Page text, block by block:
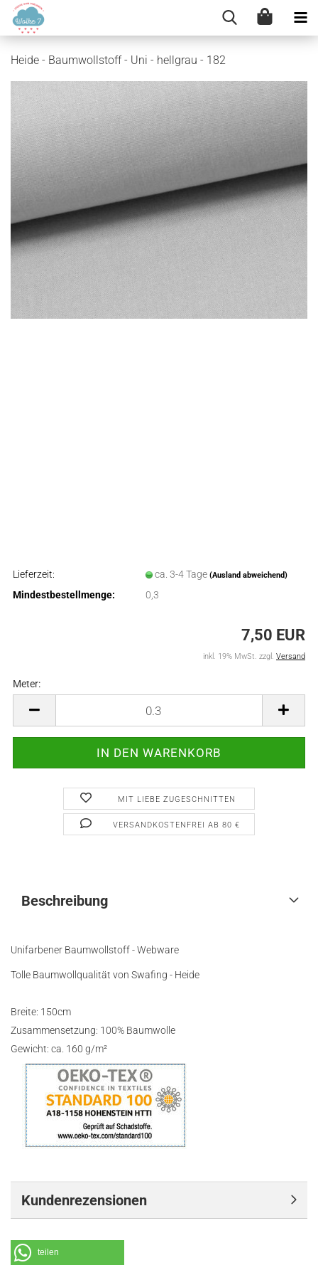
Heide - Baumwollstoff - Uni - hellgrau - 182
Lieferzeit: ca. 3-4 Tage (Ausland abweichend)
Mindestbestellmenge: 0,3
7,50 EUR
inkl. 19% MwSt. zzgl. Versand
Meter:
MIT LIEBE ZUGESCHNITTEN
VERSANDKOSTENFREI AB 80 €
Beschreibung
Unifarbener Baumwollstoff - Webware
Tolle Baumwollqualität von Swafing - Heide
Breite: 150cm
Zusammensetzung: 100% Baumwolle
Gewicht: ca. 160 g/m²
Kundenrezensionen
teilen